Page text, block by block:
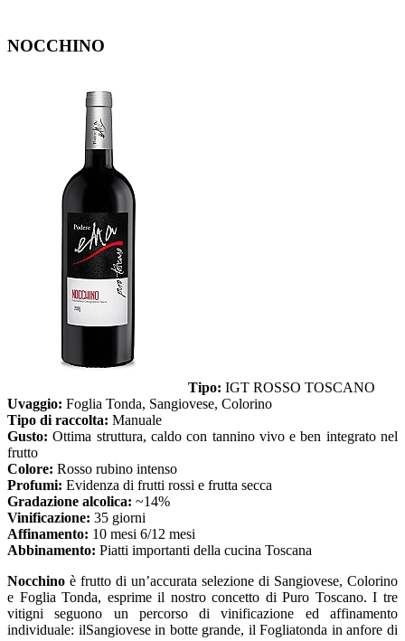
NOCCHINO
Tipo: IGT ROSSO TOSCANO
Uvaggio: Foglia Tonda, Sangiovese, Colorino
Tipo di raccolta: Manuale
Gusto: Ottima struttura, caldo con tannino vivo e ben integrato nel
frutto
Colore: Rosso rubino intenso
Profumi: Evidenza di frutti rossi e frutta secca
Gradazione alcolica: ~14%
Vinificazione: 35 giorni
Affinamento: 10 mesi 6/12 mesi
Abbinamento: Piatti importanti della cucina Toscana
Nocchino è frutto di un’accurata selezione di Sangiovese, Colorino
e Foglia Tonda, esprime il nostro concetto di Puro Toscano. I tre
vitigni seguono un percorso di vinificazione ed affinamento
individuale: ilSangiovese in botte grande, il Fogliatonda in anfore di